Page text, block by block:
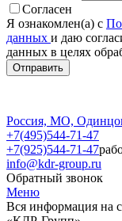
Согласен
Я ознакомлен(а) с
данных и даю
данных в целях
Россия, МО,
+7(495)544-71-47
+7(925)544-71-47
info@kdr-group.ru
Обратный звонок
Меню
Вся информация на